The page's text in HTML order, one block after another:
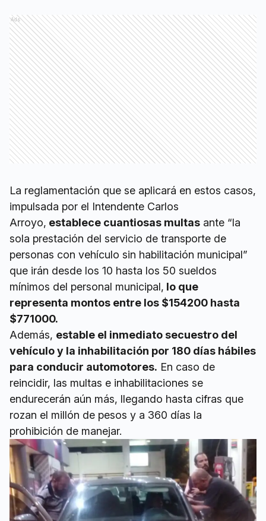
Ads
La reglamentación que se aplicará en estos casos,
impulsada por el Intendente Carlos
Arroyo, establece cuantiosas multas ante “la
sola prestación del servicio de transporte de
personas con vehículo sin habilitación municipal”
que irán desde los 10 hasta los 50 sueldos
mínimos del personal municipal, lo que
representa montos entre los $154200 hasta
$771000.
Además, estable el inmediato secuestro del
vehículo y la inhabilitación por 180 días hábiles
para conducir automotores. En caso de
reincidir, las multas e inhabilitaciones se
endurecerán aún más, llegando hasta cifras que
rozan el millón de pesos y a 360 días la
prohibición de manejar.